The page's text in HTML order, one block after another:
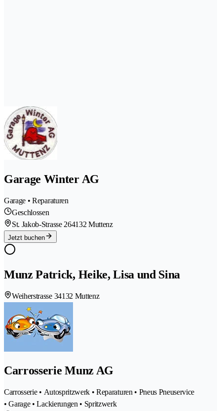
Garage Winter AG
Garage • Reparaturen
Geschlossen
St. Jakob-Strasse 264132 Muttenz
Jetzt buchen
Munz Patrick, Heike, Lisa und Sina
Weiherstrasse 34132 Muttenz
Carrosserie Munz AG
Carrosserie • Autospritzwerk • Reparaturen • Pneus Pneuservice
• Garage • Lackierungen • Spritzwerk